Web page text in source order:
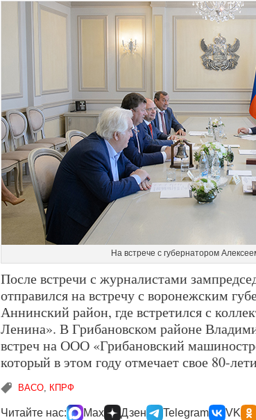
На встрече с губернатором
После встречи с журналистами
отправился на встречу с воронежским
Аннинский район, где встретился с
Ленина». В Грибановском районе
встреч на ООО «Грибановский
который в этом году отмечает свое 80-
ВАСО, КПРФ
Читайте нас: Max Дзен Telegram VK